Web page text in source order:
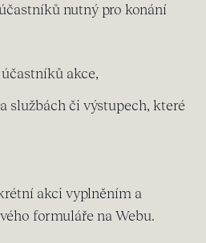
nutný pro konání
akce,
službách či výstupech, které
akci vyplněním a
formuláře na Webu.